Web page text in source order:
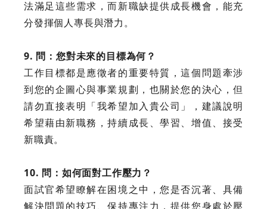
法滿足這些需求，而新職缺提供成長機會，能充
分發揮個人專長與潛力。
9. 問：您對未來的目標為何？
工作目標都是應徵者的重要特質，這個問題牽涉
到您的企圖心與事業規劃，也關於您的決心，但
請勿直接表明「我希望加入貴公司」，建議說明
希望藉由新職務，持續成長、學習、增值、接受
新職責。
10. 問：如何面對工作壓力？
面試官希望瞭解在困境之中，您是否沉著、具備
解決問題的技巧、保持專注力，提供您身處於壓